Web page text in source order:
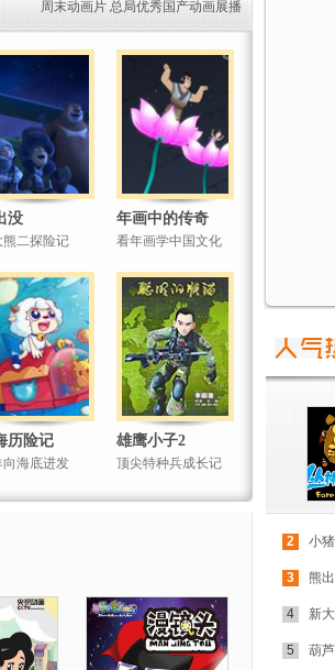
周末动画片 总局优秀国产动画展播
没
熊二探险记
年画中的传奇
看年画学中国文化
历险记
向海底进发
雄鹰小子2
顶尖特种兵成长记
2 小
3 熊
4 新
5 葫